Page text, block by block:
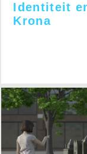
Identiteit
Krona